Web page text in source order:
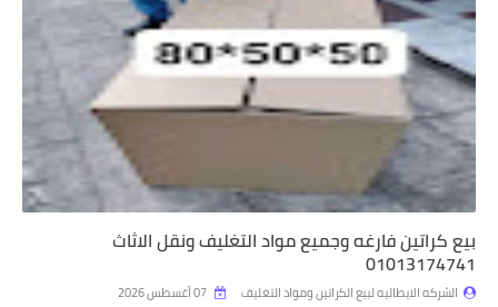
بيع كراتين فارغه وجميع مواد التغليف ونقل الاثاث
01013174741
الشركه الايطاليه لبيع الكراتين ومواد التغليف